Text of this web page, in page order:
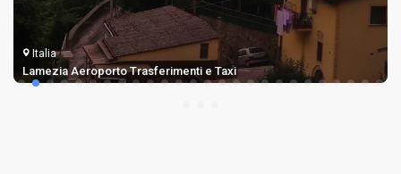
Italia
Trasferimento Dall'aeroporto di Trapani